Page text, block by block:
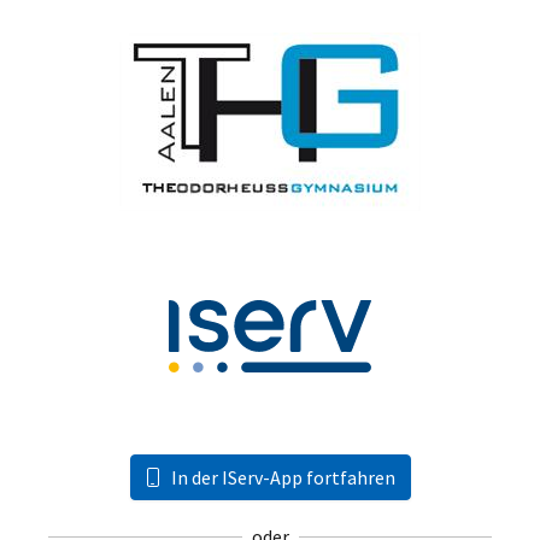
In der IServ-App fortfahren